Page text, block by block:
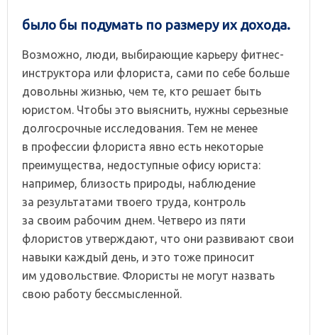
было бы подумать по размеру их дохода.
Возможно, люди, выбирающие карьеру фитнес-
инструктора или флориста, сами по себе больше
довольны жизнью, чем те, кто решает быть
юристом. Чтобы это выяснить, нужны серьезные
долгосрочные исследования. Тем не менее
в профессии флориста явно есть некоторые
преимущества, недоступные офису юриста:
например, близость природы, наблюдение
за результатами твоего труда, контроль
за своим рабочим днем. Четверо из пяти
флористов утверждают, что они развивают свои
навыки каждый день, и это тоже приносит
им удовольствие. Флористы не могут назвать
свою работу бессмысленной.